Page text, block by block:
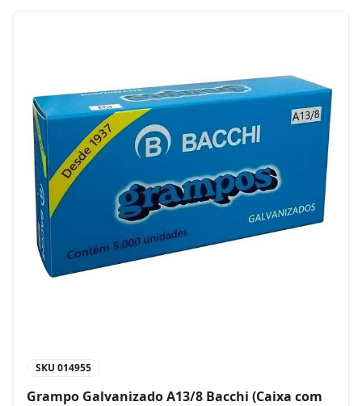
SKU 014955
Grampo Galvanizado A13/8 Bacchi (Caixa com